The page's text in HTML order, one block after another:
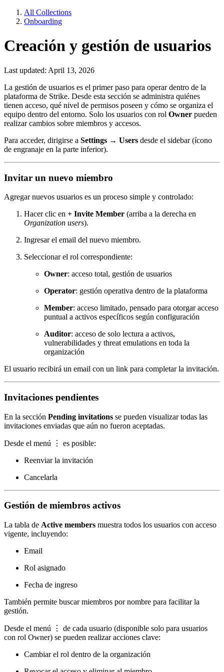
All Collections
Onboarding
Creación y gestión de usuarios
Last updated: April 13, 2026
La gestión de usuarios es el primer paso para operar dentro de la
plataforma de Strike. Desde esta sección se administra quiénes
tienen acceso, qué nivel de permisos poseen y cómo se organiza el
equipo dentro del entorno. Solo los usuarios con rol Owner pueden
realizar cambios sobre miembros y accesos.
Para acceder, dirigirse a Settings → Users desde el sidebar (ícono
de engranaje en la parte inferior).
Invitar un nuevo miembro
Agregar nuevos usuarios es un proceso simple y controlado:
Hacer clic en + Invite Member (arriba a la derecha en
Organization users).
Ingresar el email del nuevo miembro.
Seleccionar el rol correspondiente:
Owner: acceso total, gestión de usuarios
Operator: gestión operativa dentro de la plataforma
Member: acceso limitado, pensado para otorgar acceso
puntual a activos específicos según configuración
Auditor: acceso de solo lectura a activos,
vulnerabilidades y threat emulations en toda la
organización
El usuario recibirá un email con un link para completar la invitación.
Invitaciones pendientes
En la sección Pending invitations se pueden visualizar todas las
invitaciones enviadas que aún no fueron aceptadas.
Desde el menú ⋮ es posible:
Reenviar la invitación
Cancelarla
Gestión de miembros activos
La tabla de Active members muestra todos los usuarios con acceso
vigente, incluyendo:
Email
Rol asignado
Fecha de ingreso
También permite buscar miembros por nombre para facilitar la
gestión.
Desde el menú ⋮ de cada usuario (disponible solo para usuarios
con rol Owner) se pueden realizar acciones clave:
Cambiar el rol dentro de la organización